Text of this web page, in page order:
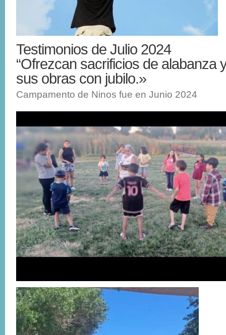
Testimonios de Julio 2024
“Ofrezcan sacrificios de alabanza
sus obras con jubilo.»
Campamento de Ninos fue en Junio 2024